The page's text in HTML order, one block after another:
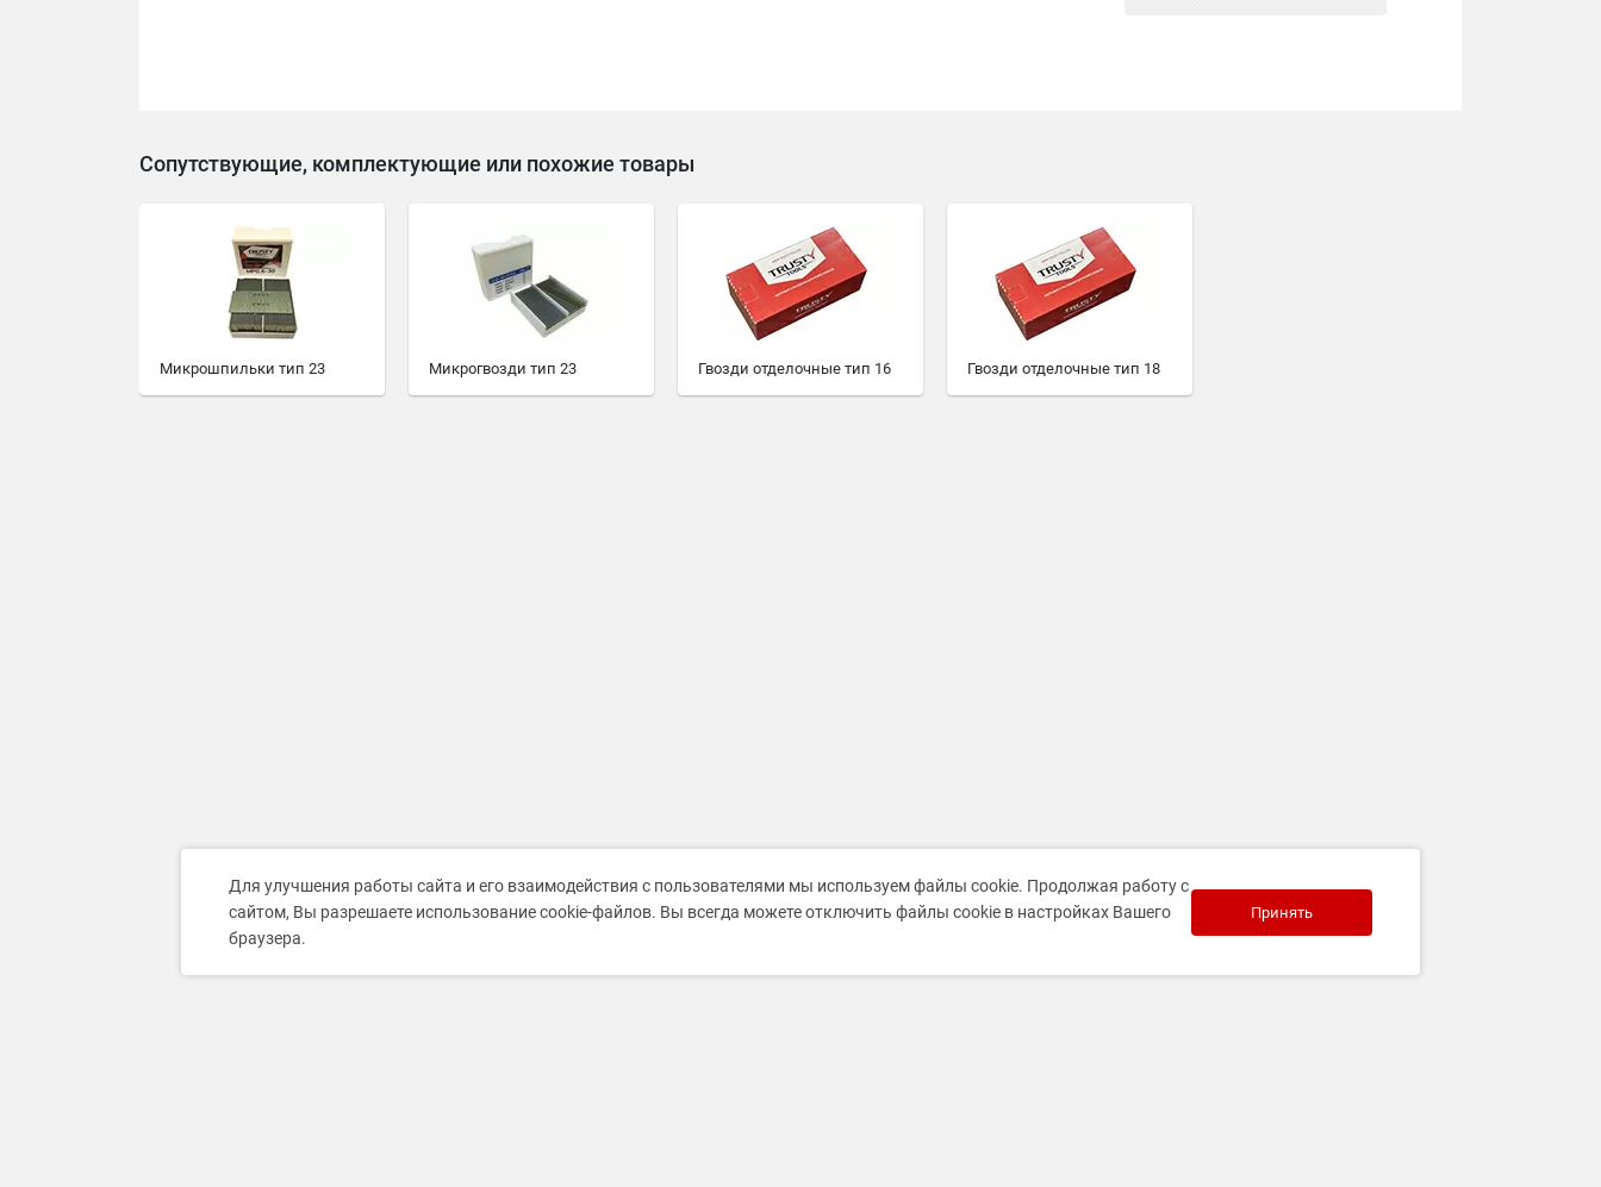
Сопутствующие, комплектующие или похожие товары
Микрошпильки тип 23 Микрогвозди тип 23 Гвозди отделочные тип 16 Гвозди отделочные тип 18
Для улучшения работы сайта и его взаимодействия с пользователями мы используем файлы cookie. Продолжая работу с
сайтом, Вы разрешаете использование cookie-файлов. Вы всегда можете отключить файлы cookie в настройках Вашего
браузера.
Принять